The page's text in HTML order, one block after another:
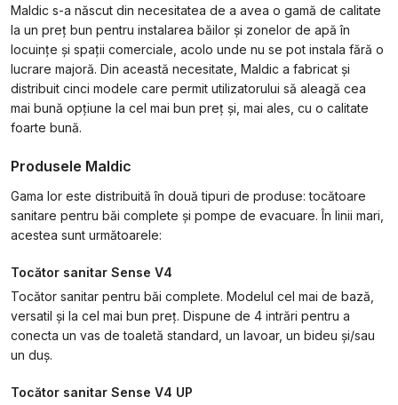
Maldic s-a născut din necesitatea de a avea o gamă de calitate
la un preț bun pentru instalarea băilor și zonelor de apă în
locuințe și spații comerciale, acolo unde nu se pot instala fără o
lucrare majoră. Din această necesitate, Maldic a fabricat și
distribuit cinci modele care permit utilizatorului să aleagă cea
mai bună opțiune la cel mai bun preț și, mai ales, cu o calitate
foarte bună.
Produsele Maldic
Gama lor este distribuită în două tipuri de produse: tocătoare
sanitare pentru băi complete și pompe de evacuare. În linii mari,
acestea sunt următoarele:
Tocător sanitar Sense V4
Tocător sanitar pentru băi complete. Modelul cel mai de bază,
versatil și la cel mai bun preț. Dispune de 4 intrări pentru a
conecta un vas de toaletă standard, un lavoar, un bideu și/sau
un duș.
Tocător sanitar Sense V4 UP